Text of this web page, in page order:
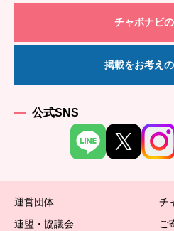
チャボナビ
掲載をお考え
公式SNS
運営団体
チ
連盟・協議会
ご